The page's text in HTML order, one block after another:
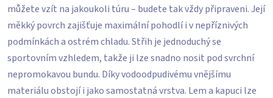
můžete vzít na jakoukoli túru – budete tak vždy připraveni. Její
měkký povrch zajišťuje maximální pohodlí i v nepříznivých
podmínkách a ostrém chladu. Střih je jednoduchý se
sportovním vzhledem, takže ji lze snadno nosit pod svrchní
nepromokavou bundu. Díky vodoodpudivému vnějšímu
materiálu obstojí i jako samostatná vrstva. Lem a kapuci lze